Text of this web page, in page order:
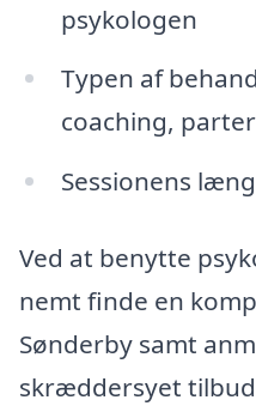
psykologen
Typen af
coaching,
Sessionens
Ved at benytte
nemt finde en
Sønderby samt
skræddersyet